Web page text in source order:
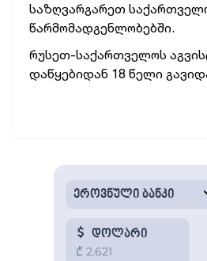
საზღვარგარეთ
წარმომადგენლობებში.
რუსეთ-საქართველოს
დაწყებიდან 18 წელი